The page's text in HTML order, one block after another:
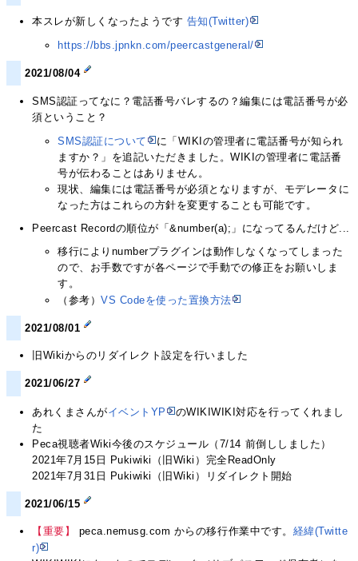
本スレが新しくなったようです 告知(Twitter)
https://bbs.jpnkn.com/peercastgeneral/
2021/08/04
SMS認証ってなに？電話番号バレするの？編集には電話番号が必
須ということ？
SMS認証について
に「WIKIの管理者に電話番号が知られ
ますか？」を追記いただきました。WIKIの管理者に電話番
号が伝わることはありません。
現状、編集には電話番号が必須となりますが、モデレータに
なった方はこれらの方針を変更することも可能です。
Peercast Recordの順位が「&number(a);」になってるんだけど...
移行によりnumberプラグインは動作しなくなってしまった
ので、お手数ですが各ページで手動での修正をお願いしま
す。
（参考）VS Codeを使った置換方法
2021/08/01
旧Wikiからのリダイレクト設定を行いました
2021/06/27
あれくまさんがイベントYP
のWIKIWIKI対応を行ってくれまし
た
Peca視聴者Wiki今後のスケジュール（7/14 前倒ししました）
2021年7月15日 Pukiwiki（旧Wiki）完全ReadOnly
2021年7月31日 Pukiwiki（旧Wiki）リダイレクト開始
2021/06/15
【重要】 peca.nemusg.com からの移行作業中です。 経緯(Twitte
r)